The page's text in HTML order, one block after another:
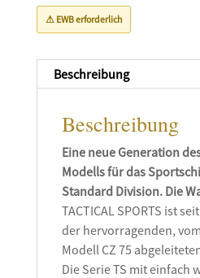
⚠ EWB erforderlich
Beschreibung
Beschreibung
Eine neue Generation
Modells für das
Standard Division. Die
TACTICAL SPORTS ist
der hervorragenden,
Modell CZ 75
Die Serie TS mit einfach